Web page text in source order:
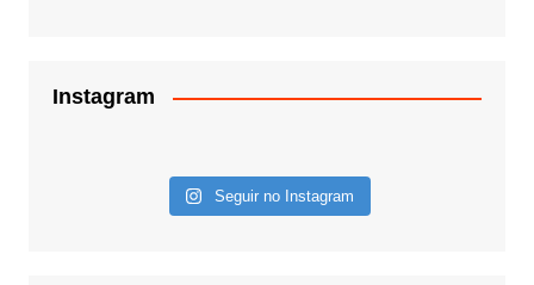
Instagram
Seguir no Instagram